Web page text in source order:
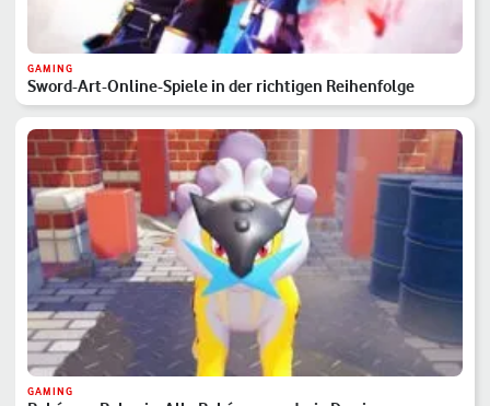
GAMING
Sword-Art-Online-Spiele in der richtigen Reihenfolge
GAMING